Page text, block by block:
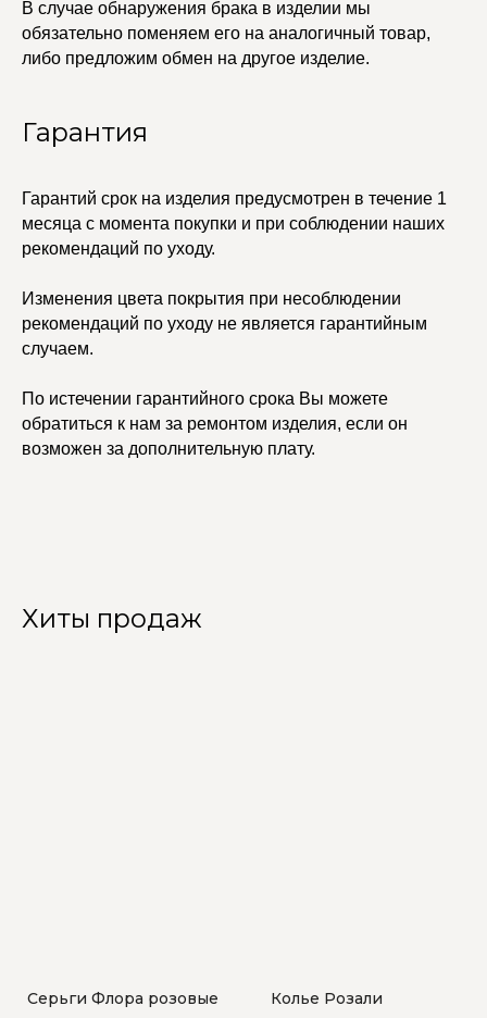
В случае обнаружения брака в изделии мы
обязательно поменяем его на аналогичный товар,
либо предложим обмен на другое изделие.
Гарантия
Гарантий срок на изделия предусмотрен в течение 1
месяца с момента покупки и при соблюдении наших
рекомендаций по уходу.
Изменения цвета покрытия при несоблюдении
рекомендаций по уходу не является гарантийным
случаем.
По истечении гарантийного срока Вы можете
обратиться к нам за ремонтом изделия, если он
возможен за дополнительную плату.
Хиты продаж
Серьги Флора розовые Колье Розали
+7 (965) 622-73-33
edalinjewelry@gmail.com
© 2021-2025 Edalinjewelry. Все права защищены.
Не бриллианты, потому
что по любви